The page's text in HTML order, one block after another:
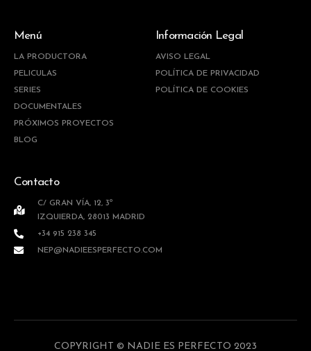
Menú
LA PRODUCTORA
PELICULAS
SERIES
DOCUMENTALES
PRÓXIMOS PROYECTOS
BLOG
Información Legal
AVISO LEGAL
POLÍTICA DE PRIVACIDAD
POLÍTICA DE COOKIES
Contacto
C/ GRAN VÍA, 12, 3º
IZQUIERDA, 28013 MADRID
+34 915 238 345
NEP@NADIEESPERFECTO.COM
COPYRIGHT © NADIE ES PERFECTO 2023